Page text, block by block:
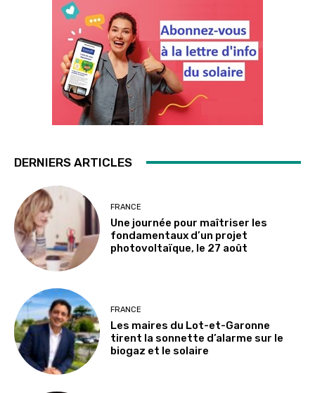
DERNIERS ARTICLES
FRANCE
Une journée pour maîtriser les
fondamentaux d’un projet
photovoltaïque, le 27 août
FRANCE
Les maires du Lot-et-Garonne
tirent la sonnette d’alarme sur le
biogaz et le solaire